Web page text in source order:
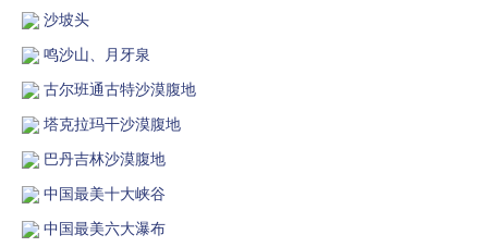
沙坡头
鸣沙山、月牙泉
古尔班通古特沙漠腹地
塔克拉玛干沙漠腹地
巴丹吉林沙漠腹地
中国最美十大峡谷
中国最美六大瀑布